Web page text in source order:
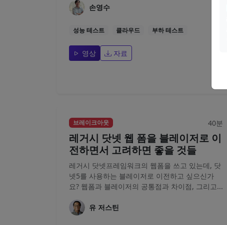
손영수
성능 테스트 클라우드 부하 테스트
영상 자료
브레이크아웃 40분
레거시 닷넷 웹 폼을 블레이저로 이
전하면서 고려하면 좋을 것들
레거시 닷넷프레임워크의 웹폼을 쓰고 있는데, 닷
넷5를 사용하는 블레이저로 이전하고 싶으신가
요? 웹폼과 블레이저의 공통점과 차이점, 그리고...
유 저스틴